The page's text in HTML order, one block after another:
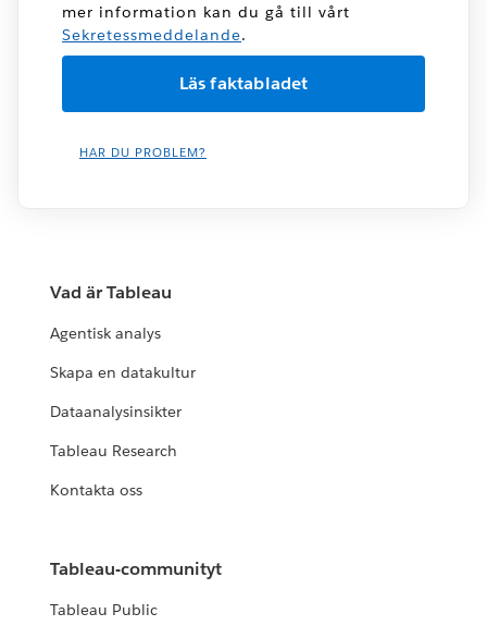
mer information kan du gå till vårt
Sekretessmeddelande.
HAR DU PROBLEM?
Vad är Tableau
Agentisk analys
Skapa en datakultur
Dataanalysinsikter
Tableau Research
Kontakta oss
Tableau-communityt
Tableau Public